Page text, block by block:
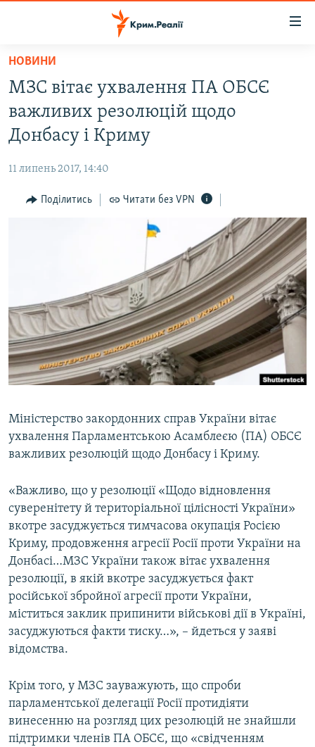
Перейти
основного
матеріалу
Перейти
до
основної
Перейти
ВІДЕО ТА ФОТО
БЛОГИ
ПОГЛЯД
ДЕПОРТАЦІЯ
ВІДЕОУРОКИ «ELIFBE»
СВІДЧЕННЯ ОКУПАЦІЇ
УКРАЇНСЬКА ПРОБЛЕМА КРИМУ
ЯК ОБІЙТИ БЛОКУВАННЯ
Русский
Qırımtatar
НОВИНИ
МЗС вітає ухвалення ПА ОБСЄ
важливих резолюцій щодо
Донбасу і Криму
11 липень 2017, 14:40
Поділитись Читати без VPN
Міністерство закордонних справ України вітає
ухвалення Парламентською Асамблеєю (ПА) ОБСЄ
важливих резолюцій щодо Донбасу і Криму.
«Важливо, що у резолюції «Щодо відновлення
суверенітету й територіальної цілісності України»
вкотре засуджується тимчасова окупація Росією
Криму, продовження агресії Росії проти України на
Донбасі…МЗС України також вітає ухвалення
резолюції, в якій вкотре засуджується факт
російської збройної агресії проти України,
міститься заклик припинити військові дії в Україні,
засуджуються факти тиску…», – йдеться у заяві
відомства.
Крім того, у МЗС зауважують, що спроби
парламентської делегації Росії протидіяти
винесенню на розгляд цих резолюцій не знайшли
підтримки членів ПА ОБСЄ, що «свідченням